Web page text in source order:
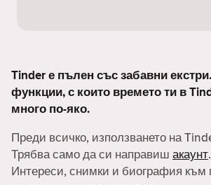
Tinder е пълен със забавни
функции, с които времето ти в
много по-яко.
Преди всичко, използването на
Трябва само да си направиш акаунт
Интереси, снимки и биография към